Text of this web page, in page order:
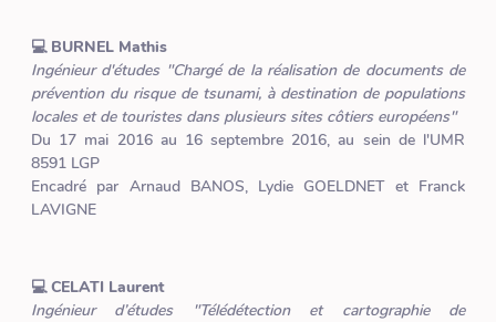
💻 BURNEL Mathis
Ingénieur d'études "Chargé de la réalisation de documents de
prévention du risque de tsunami, à destination de populations
locales et de touristes dans plusieurs sites côtiers européens"
Du 17 mai 2016 au 16 septembre 2016, au sein de l'UMR
8591 LGP
Encadré par Arnaud BANOS, Lydie GOELDNET et Franck
LAVIGNE
💻 CELATI Laurent
Ingénieur d’études "Télédétection et cartographie de